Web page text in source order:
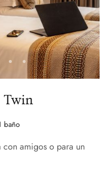
Twin
baño
con amigos o para un